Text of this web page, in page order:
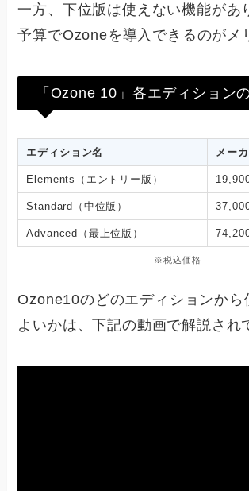
一方、下位版は使えない機能があ
予算でOzoneを導入できるのがメ
「Ozone 10」各エディション
エディション名 メー
Elements（エントリー版）
Standard（中位版）
Advanced（最上位版）
※税込価格
Ozone10のどのエディションから
よいかは、下記の動画で解説され